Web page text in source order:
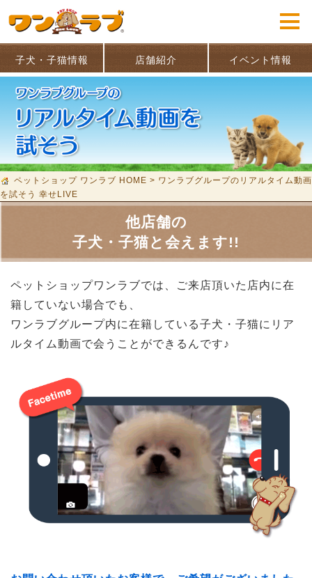
子犬・子猫情報 店舗紹介 イベント情報
ペットショップ ワンラブ HOME > ワンラブグループのリアルタイム動画
を試そう 幸せLIVE
他店舗の
子犬・子猫と会えます!!
ペットショップワンラブでは、ご来店頂いた店内に在
籍していない場合でも、
ワンラブグループ内に在籍している子犬・子猫にリア
ルタイム動画で会うことができるんです♪